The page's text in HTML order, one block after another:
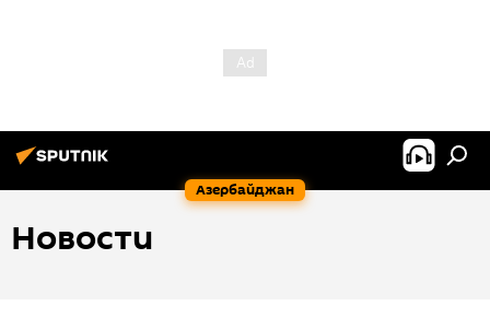
Азербайджан
Новости